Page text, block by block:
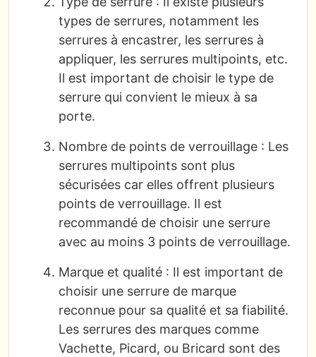
types de serrures, notamment les
serrures à encastrer, les serrures à
appliquer, les serrures multipoints, etc.
Il est important de choisir le type de
serrure qui convient le mieux à sa
porte.
Nombre de points de verrouillage : Les
serrures multipoints sont plus
sécurisées car elles offrent plusieurs
points de verrouillage. Il est
recommandé de choisir une serrure
avec au moins 3 points de verrouillage.
Marque et qualité : Il est important de
choisir une serrure de marque
reconnue pour sa qualité et sa fiabilité.
Les serrures des marques comme
Vachette, Picard, ou Bricard sont des